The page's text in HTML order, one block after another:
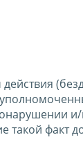
такой факт